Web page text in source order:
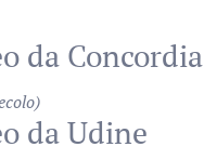
da Concordia
da Udine